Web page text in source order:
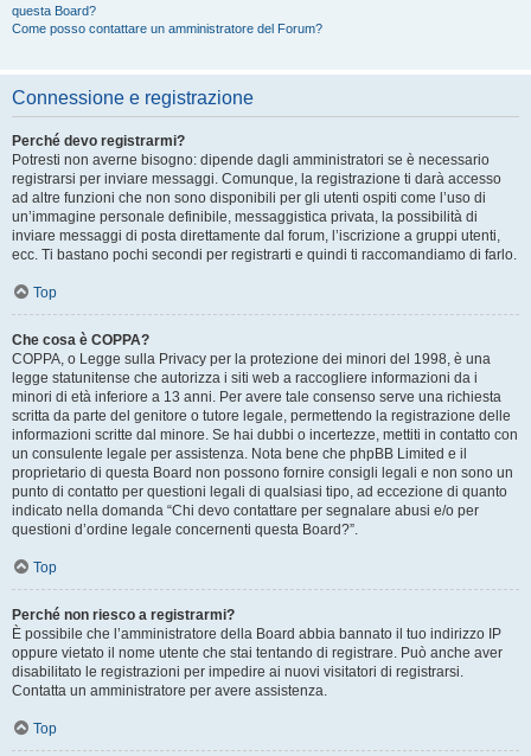
questa Board?
Come posso contattare un amministratore del Forum?
Connessione e registrazione
Perché devo registrarmi?
Potresti non averne bisogno: dipende dagli amministratori se è necessario
registrarsi per inviare messaggi. Comunque, la registrazione ti darà accesso
ad altre funzioni che non sono disponibili per gli utenti ospiti come l’uso di
un’immagine personale definibile, messaggistica privata, la possibilità di
inviare messaggi di posta direttamente dal forum, l’iscrizione a gruppi utenti,
ecc. Ti bastano pochi secondi per registrarti e quindi ti raccomandiamo di farlo.
Top
Che cosa è COPPA?
COPPA, o Legge sulla Privacy per la protezione dei minori del 1998, è una
legge statunitense che autorizza i siti web a raccogliere informazioni da i
minori di età inferiore a 13 anni. Per avere tale consenso serve una richiesta
scritta da parte del genitore o tutore legale, permettendo la registrazione delle
informazioni scritte dal minore. Se hai dubbi o incertezze, mettiti in contatto con
un consulente legale per assistenza. Nota bene che phpBB Limited e il
proprietario di questa Board non possono fornire consigli legali e non sono un
punto di contatto per questioni legali di qualsiasi tipo, ad eccezione di quanto
indicato nella domanda “Chi devo contattare per segnalare abusi e/o per
questioni d’ordine legale concernenti questa Board?”.
Top
Perché non riesco a registrarmi?
È possibile che l’amministratore della Board abbia bannato il tuo indirizzo IP
oppure vietato il nome utente che stai tentando di registrare. Può anche aver
disabilitato le registrazioni per impedire ai nuovi visitatori di registrarsi.
Contatta un amministratore per avere assistenza.
Top